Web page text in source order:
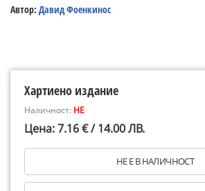
Автор: Давид Фоенкинос
Хартиено издание
Наличност: НЕ
Цена: 7.16 € / 14.00 ЛВ.
НЕ Е В НАЛИЧНОСТ